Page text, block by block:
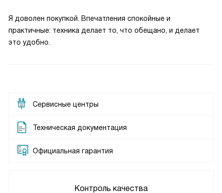
Я доволен покупкой. Впечатления спокойные и
практичные: техника делает то, что обещано, и делает
это удобно.
Сервисные центры
Техническая документация
Официальная гарантия
Контроль качества